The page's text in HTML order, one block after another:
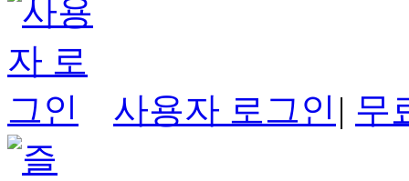
사용자 로그인 | 무